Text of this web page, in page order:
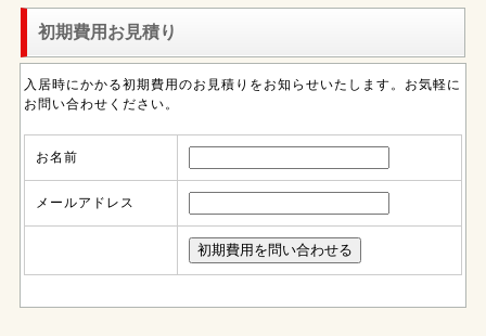
初期費用お見積り
入居時にかかる初期費用のお見積りをお知らせいたします。お気軽に
お問い合わせください。
お名前
メールアドレス